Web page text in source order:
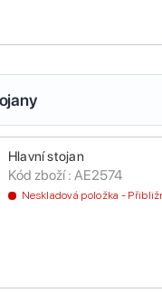
Hlavní stojan
Kód zboží : AE2574
Neskladová položka -